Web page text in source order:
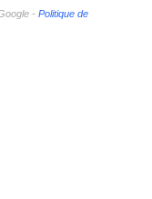
- Politique de